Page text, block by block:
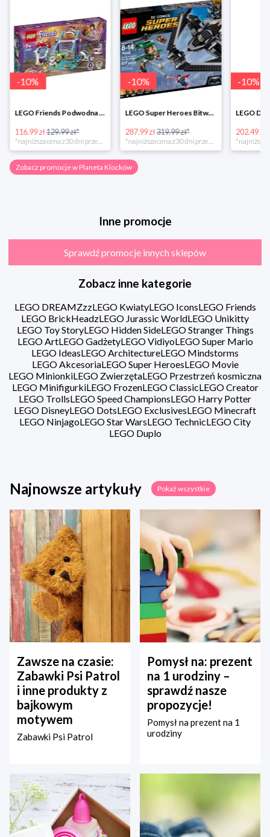
-10%
LEGO Friends Podwodna Frajda w super cenie
116.99 zł129.99 zł*
*najniższa cena z 30 dni przed obniżką
-10%
LEGO Super Heroes Bitwa powietrzna w super cenie
287.99 zł319.99 zł*
-10%
202.49 zł
Zobacz promocje w Planeta Klocków
Inne promocje
Sprawdź promocje innych sklepów
Zobacz inne kategorie
LEGO DREAMZzzLEGO KwiatyLEGO IconsLEGO Friends
LEGO BrickHeadzLEGO Jurassic WorldLEGO Unikitty
LEGO Toy StoryLEGO Hidden SideLEGO Stranger Things
LEGO ArtLEGO GadżetyLEGO VidiyoLEGO Super Mario
LEGO IdeasLEGO ArchitectureLEGO Mindstorms
LEGO AkcesoriaLEGO Super HeroesLEGO Movie
LEGO MinionkiLEGO ZwierzętaLEGO Przestrzeń kosmiczna
LEGO MinifigurkiLEGO FrozenLEGO ClassicLEGO Creator
LEGO TrollsLEGO Speed ChampionsLEGO Harry Potter
LEGO DisneyLEGO DotsLEGO ExclusivesLEGO Minecraft
LEGO NinjagoLEGO Star WarsLEGO TechnicLEGO City
LEGO Duplo
Najnowsze artykuły Pokaż wszystkie
Zawsze na czasie:
Zabawki Psi Patrol
i inne produkty z
bajkowym
motywem
Zabawki Psi Patrol
Pomysł na: prezent
na 1 urodziny –
sprawdź nasze
propozycje!
Pomysł na prezent na 1
urodziny